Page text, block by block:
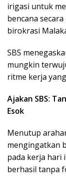
irigasi untuk
bencana
birokrasi
SBS
mungkin
ritme kerja
Ajakan SBS:
Esok
Menutup
mengingatkan
pada kerja hari
berhasil tanpa